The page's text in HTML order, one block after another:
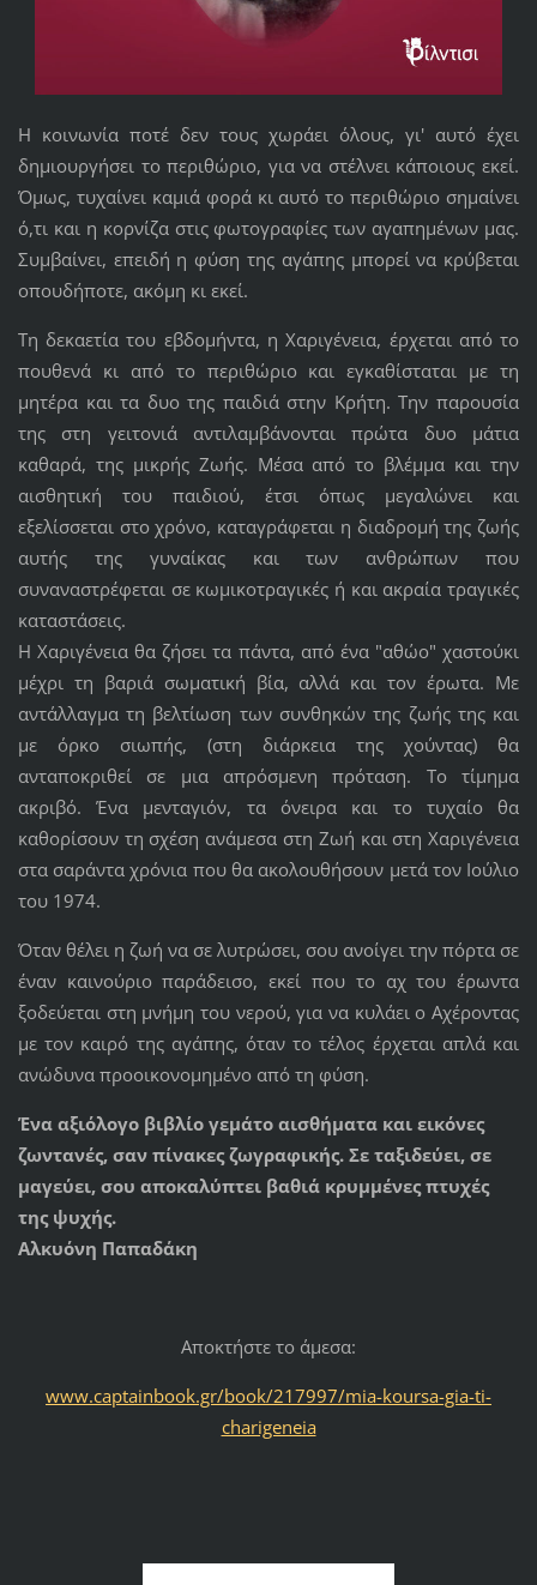
Η κοινωνία ποτέ δεν τους χωράει όλους, γι' αυτό έχει
δημιουργήσει το περιθώριο, για να στέλνει κάποιους εκεί.
Όμως, τυχαίνει καμιά φορά κι αυτό το περιθώριο σημαίνει
ό,τι και η κορνίζα στις φωτογραφίες των αγαπημένων μας.
Συμβαίνει, επειδή η φύση της αγάπης μπορεί να κρύβεται
οπουδήποτε, ακόμη κι εκεί.
Τη δεκαετία του εβδομήντα, η Χαριγένεια, έρχεται από το
πουθενά κι από το περιθώριο και εγκαθίσταται με τη
μητέρα και τα δυο της παιδιά στην Κρήτη. Την παρουσία
της στη γειτονιά αντιλαμβάνονται πρώτα δυο μάτια
καθαρά, της μικρής Ζωής. Μέσα από το βλέμμα και την
αισθητική του παιδιού, έτσι όπως μεγαλώνει και
εξελίσσεται στο χρόνο, καταγράφεται η διαδρομή της ζωής
αυτής της γυναίκας και των ανθρώπων που
συναναστρέφεται σε κωμικοτραγικές ή και ακραία τραγικές
καταστάσεις.
Η Χαριγένεια θα ζήσει τα πάντα, από ένα "αθώο" χαστούκι
μέχρι τη βαριά σωματική βία, αλλά και τον έρωτα. Με
αντάλλαγμα τη βελτίωση των συνθηκών της ζωής της και
με όρκο σιωπής, (στη διάρκεια της χούντας) θα
ανταποκριθεί σε μια απρόσμενη πρόταση. Το τίμημα
ακριβό. Ένα μενταγιόν, τα όνειρα και το τυχαίο θα
καθορίσουν τη σχέση ανάμεσα στη Ζωή και στη Χαριγένεια
στα σαράντα χρόνια που θα ακολουθήσουν μετά τον Ιούλιο
του 1974.
Όταν θέλει η ζωή να σε λυτρώσει, σου ανοίγει την πόρτα σε
έναν καινούριο παράδεισο, εκεί που το αχ του έρωντα
ξοδεύεται στη μνήμη του νερού, για να κυλάει ο Αχέροντας
με τον καιρό της αγάπης, όταν το τέλος έρχεται απλά και
ανώδυνα προοικονομημένο από τη φύση.
Ένα αξιόλογο βιβλίο γεμάτο αισθήματα και εικόνες
ζωντανές, σαν πίνακες ζωγραφικής. Σε ταξιδεύει, σε
μαγεύει, σου αποκαλύπτει βαθιά κρυμμένες πτυχές
της ψυχής.
Αλκυόνη Παπαδάκη
Αποκτήστε το άμεσα:
www.captainbook.gr/book/217997/mia-koursa-gia-ti-
charigeneia